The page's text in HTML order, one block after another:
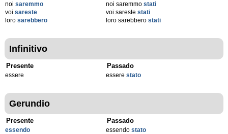
noi saremmo
voi sareste
loro sarebbero
noi saremmostati
voi sarestestati
loro sarebberostati
Infinitivo
Presente
essere
Passado
esserestato
Gerundio
Presente
essendo
Passado
essendostato